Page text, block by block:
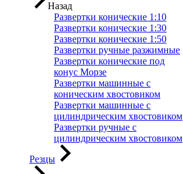
Назад
Развертки конические 1:10
Развертки конические 1:30
Развертки конические 1:50
Развертки ручные разжимные
Развертки конические под
конус Морзе
Развертки машинные с
коническим хвостовиком
Развертки машинные с
цилиндрическим хвостовиком
Развертки ручные с
цилиндрическим хвостовиком
Резцы